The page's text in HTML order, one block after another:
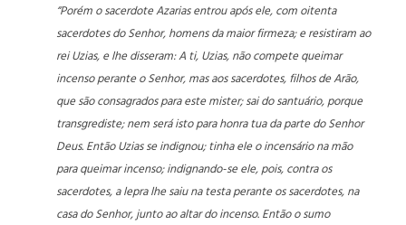
“Porém o sacerdote Azarias entrou após ele, com oitenta
sacerdotes do Senhor, homens da maior firmeza; e resistiram ao
rei Uzias, e lhe disseram: A ti, Uzias, não compete queimar
incenso perante o Senhor, mas aos sacerdotes, filhos de Arão,
que são consagrados para este mister; sai do santuário, porque
transgrediste; nem será isto para honra tua da parte do Senhor
Deus. Então Uzias se indignou; tinha ele o incensário na mão
para queimar incenso; indignando-se ele, pois, contra os
sacerdotes, a lepra lhe saiu na testa perante os sacerdotes, na
casa do Senhor, junto ao altar do incenso. Então o sumo